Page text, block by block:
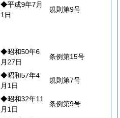
◆平成9年7月
1日
規則第9号
◆昭和50年6
月27日
条例第15号
◆昭和57年4
月1日
規則第7号
◆昭和32年11
月1日
条例第9号